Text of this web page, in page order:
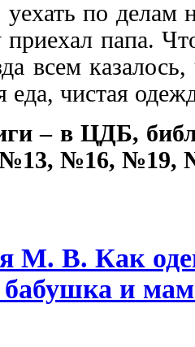
по делам
приехал папа.
всем
еда, чистая
– в ЦДБ,
№16, №19,
М. В. Как
и